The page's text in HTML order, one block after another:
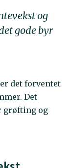
og
gode byr
det forventet
Det
grøfting og